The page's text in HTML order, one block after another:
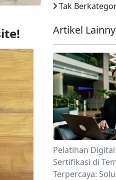
Tak
Artikel
Pelatihan
Sertifikasi di
Terpercaya: